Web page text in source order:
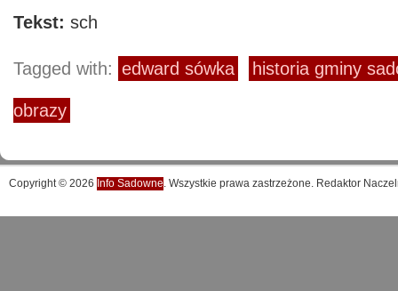
Tekst: sch
Tagged with: edward sówka historia gminy
obrazy
Copyright © 2026 Info Sadowne. Wszystkie prawa zastrzeżone. Redaktor